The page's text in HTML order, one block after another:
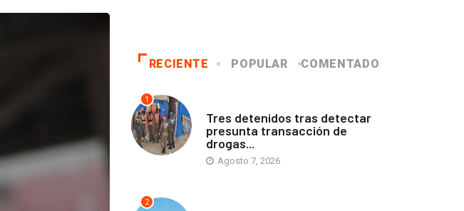
RECIENTE POPULAR COMENTADO
1
Tres detenidos tras detectar
presunta transacción de
drogas...
Agosto 7, 2026
2